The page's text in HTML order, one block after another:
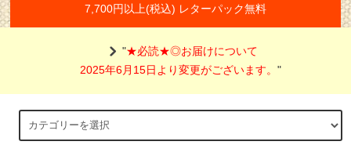
7,700円以上(税込) レターパック無料
"★必読★◎お届けについて
2025年6月15日より変更がございます。"